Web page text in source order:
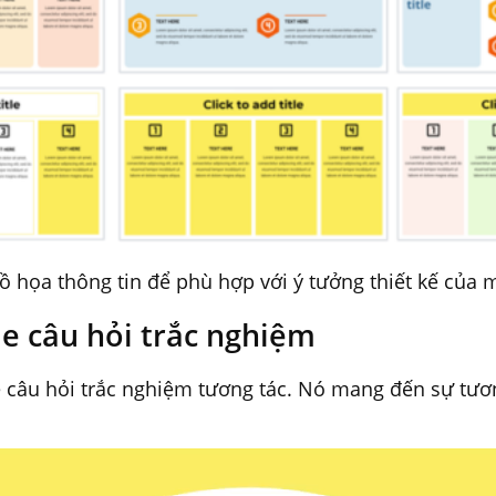
họa thông tin để phù hợp với ý tưởng thiết kế của
câu hỏi trắc nghiệm
hỏi trắc nghiệm tương tác. Nó mang đến sự